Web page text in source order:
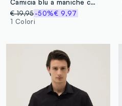
Camicia blu a maniche corte con colletto classico
€ 19,95-50%€ 9,97
1 Colori